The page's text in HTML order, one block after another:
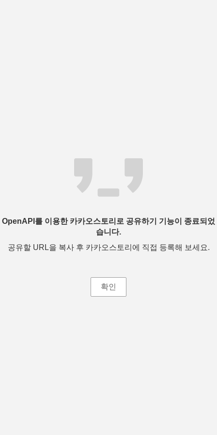
OpenAPI를 이용한 카카오스토리로 공유하기 기능이 종료되었
습니다.
공유할 URL을 복사 후 카카오스토리에 직접 등록해 보세요.
확인